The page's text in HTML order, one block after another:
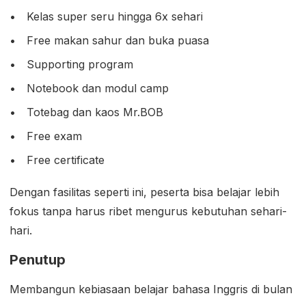
Kelas super seru hingga 6x sehari
Free makan sahur dan buka puasa
Supporting program
Notebook dan modul camp
Totebag dan kaos Mr.BOB
Free exam
Free certificate
Dengan fasilitas seperti ini, peserta bisa belajar lebih
fokus tanpa harus ribet mengurus kebutuhan sehari-
hari.
Penutup
Membangun kebiasaan belajar bahasa Inggris di bulan